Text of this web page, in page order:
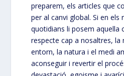
preparem, els articles que
per al canvi global. Si en els
quotidians li posem aquella
respecte cap a nosaltres,
entorn, la natura i el medi
aconseguir i revertir el